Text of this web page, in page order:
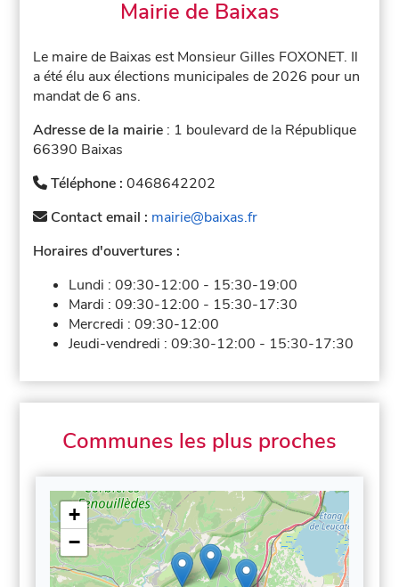
Mairie de Baixas
Le maire de Baixas est Monsieur Gilles FOXONET. Il
a été élu aux élections municipales de 2026 pour un
mandat de 6 ans.
Adresse de la mairie : 1 boulevard de la République
66390 Baixas
Téléphone :0468642202
Contact email : mairie@baixas.fr
Horaires d'ouvertures :
Lundi :09:30-12:00 - 15:30-19:00
Mardi :09:30-12:00 - 15:30-17:30
Mercredi :09:30-12:00
Jeudi-vendredi :09:30-12:00 - 15:30-17:30
Communes les plus proches
+
−